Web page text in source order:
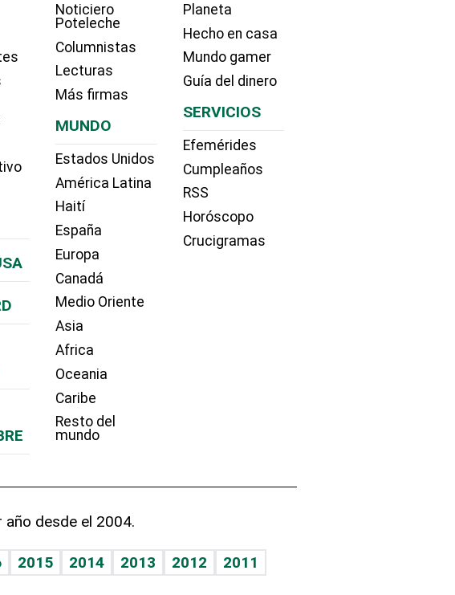
Noticiero
Poteleche
Columnistas
Lecturas
Más firmas
MUNDO
Estados Unidos
América Latina
Haití
España
Europa
Canadá
Medio Oriente
Asia
Africa
Oceania
Caribe
Resto del
mundo
Planeta
Hecho en casa
Mundo gamer
Guía del dinero
SERVICIOS
Efemérides
Cumpleaños
RSS
Horóscopo
Crucigramas
desde el 2004.
2015 2014 2013 2012
2011